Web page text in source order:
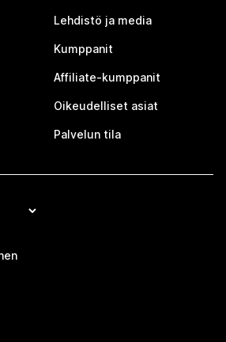
Lehdistö ja media
Kumppanit
Affiliate-kumppanit
Oikeudelliset asiat
Palvelun tila